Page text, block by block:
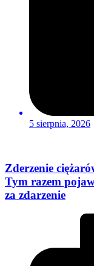
5 sierpnia, 2026
Zderzenie
Tym razem
za zdarzenie